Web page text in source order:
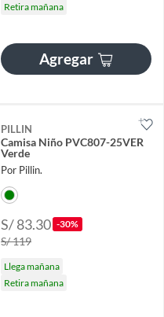
Retira mañana
Agregar
PILLIN
Camisa Niño PVC807-25VER
Verde
Por Pillin.
S/ 83.30 -30%
S/ 119
Llega mañana
Retira mañana